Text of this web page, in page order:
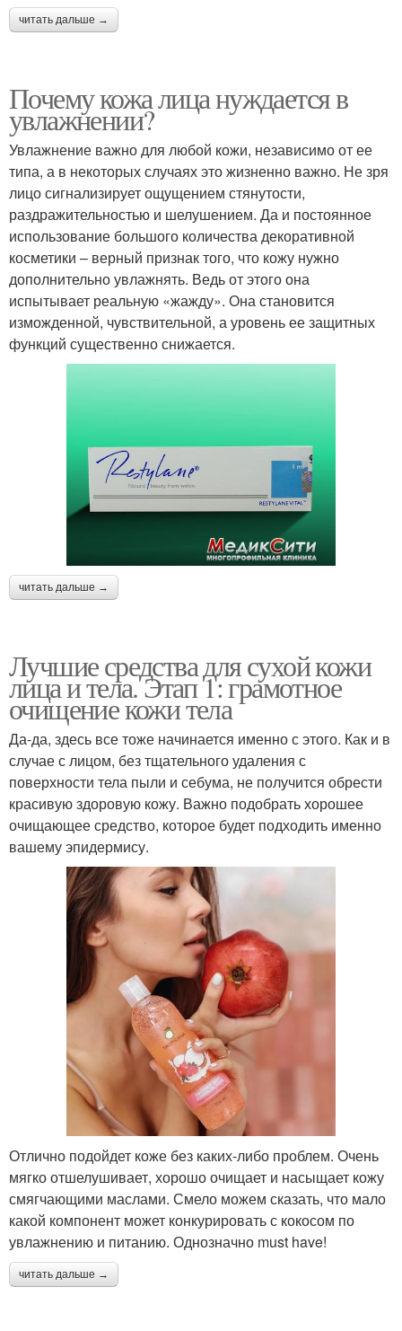
читать дальше →
Почему кожа лица нуждается в
увлажнении?
Увлажнение важно для любой кожи, независимо от ее
типа, а в некоторых случаях это жизненно важно. Не зря
лицо сигнализирует ощущением стянутости,
раздражительностью и шелушением. Да и постоянное
использование большого количества декоративной
косметики – верный признак того, что кожу нужно
дополнительно увлажнять. Ведь от этого она
испытывает реальную «жажду». Она становится
изможденной, чувствительной, а уровень ее защитных
функций существенно снижается.
читать дальше →
Лучшие средства для сухой кожи
лица и тела. Этап 1: грамотное
очищение кожи тела
Да-да, здесь все тоже начинается именно с этого. Как и в
случае с лицом, без тщательного удаления с
поверхности тела пыли и себума, не получится обрести
красивую здоровую кожу. Важно подобрать хорошее
очищающее средство, которое будет подходить именно
вашему эпидермису.
Отлично подойдет коже без каких-либо проблем. Очень
мягко отшелушивает, хорошо очищает и насыщает кожу
смягчающими маслами. Смело можем сказать, что мало
какой компонент может конкурировать с кокосом по
увлажнению и питанию. Однозначно must have!
читать дальше →